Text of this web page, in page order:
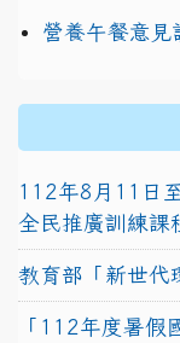
營養午餐意見
112年8月11日
全民推廣訓練課
教育部「新世代
「112年度暑假